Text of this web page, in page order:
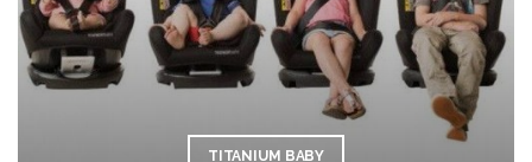
TITANIUM BABY